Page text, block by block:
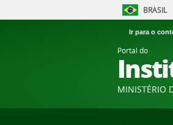
BRASIL
Ir para o
Portal do
MINISTÉRIO